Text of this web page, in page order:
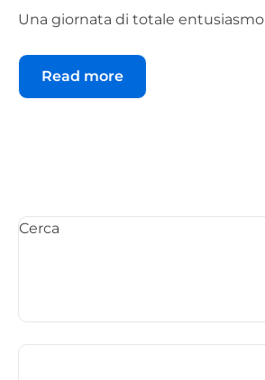
Una giornata di totale entusiasmo
Read more
Cerca